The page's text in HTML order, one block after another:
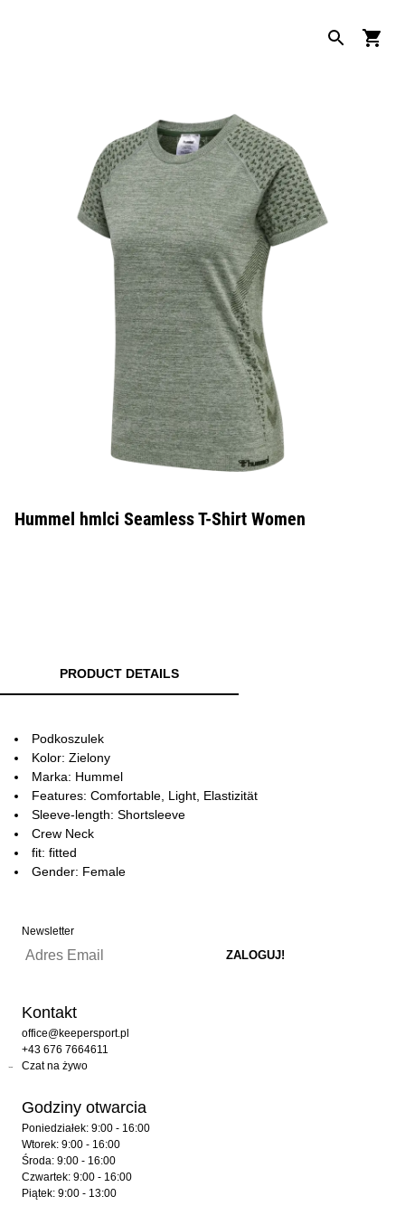
Hummel hmlci Seamless T-Shirt Women
PRODUCT DETAILS
Podkoszulek
Kolor: Zielony
Marka: Hummel
Features: Comfortable, Light, Elastizität
Sleeve-length: Shortsleeve
Crew Neck
fit: fitted
Gender: Female
Newsletter
Kontakt
office@keepersport.pl
+43 676 7664611
Czat na żywo
Godziny otwarcia
Poniedziałek: 9:00 - 16:00
Wtorek: 9:00 - 16:00
Środa: 9:00 - 16:00
Czwartek: 9:00 - 16:00
Piątek: 9:00 - 13:00